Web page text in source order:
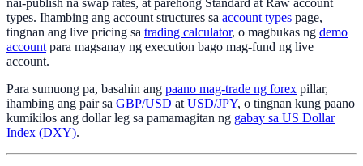
types. Ihambing ang account structures sa account types page,
tingnan ang live pricing sa trading calculator, o magbukas ng demo
account para magsanay ng execution bago mag-fund ng live
account.
Para sumuong pa, basahin ang paano mag-trade ng forex pillar,
ihambing ang pair sa GBP/USD at USD/JPY, o tingnan kung paano
kumikilos ang dollar leg sa pamamagitan ng gabay sa US Dollar
Index (DXY).